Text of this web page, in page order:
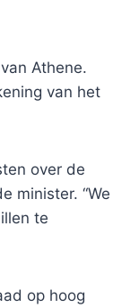
Athene.
van het
over de
minister. “We
te
op hoog